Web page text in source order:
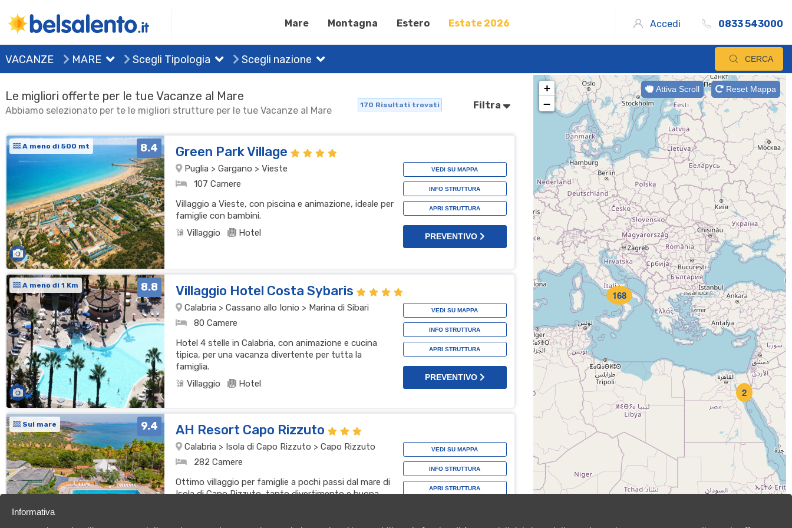
Mare Montagna Estero Estate 2026 Accedi 0833 543000
VACANZE MARE Scegli Tipologia Scegli nazione CERCA
Le migliori offerte per le tue Vacanze al Mare
Abbiamo selezionato per te le migliori strutture per le tue Vacanze al Mare 170 Risultati trovati Filtra
A meno di 500 mt 8.4 Green Park Village
Puglia > Gargano > Vieste
107 Camere
Villaggio a Vieste, con piscina e animazione, ideale per
famiglie con bambini.
Villaggio
Hotel
VEDI SU MAPPA
INFO STRUTTURA
APRI STRUTTURA
PREVENTIVO
A meno di 1 Km 8.8 Villaggio Hotel Costa Sybaris
Calabria > Cassano allo Ionio > Marina di Sibari
80 Camere
Hotel 4 stelle in Calabria, con animazione e cucina
tipica, per una vacanza divertente per tutta la
famiglia.
Villaggio
Hotel
VEDI SU MAPPA
INFO STRUTTURA
APRI STRUTTURA
PREVENTIVO
Sul mare 9.4 AH Resort Capo Rizzuto
Calabria > Isola di Capo Rizzuto > Capo Rizzuto
282 Camere
Ottimo villaggio per famiglie a pochi passi dal mare di
Isola di Capo Rizzuto, tanto divertimento e buona
VEDI SU MAPPA
INFO STRUTTURA
APRI STRUTTURA
Attiva Scroll Reset Mappa
2
168
+
−
Informativa